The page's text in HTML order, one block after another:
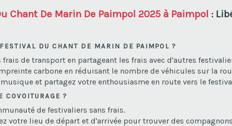
Chant De Marin De Paimpol 2025 à Paimpol :
DU CHANT DE MARIN DE PAIMPOL ?
de transport en partageant les frais avec d'autres
carbone en réduisant le nombre de véhicules sur la
et partagez votre enthousiasme en route vers le
COVOITURAGE ?
de festivaliers sans frais.
votre lieu de départ et d'arrivée pour trouver des